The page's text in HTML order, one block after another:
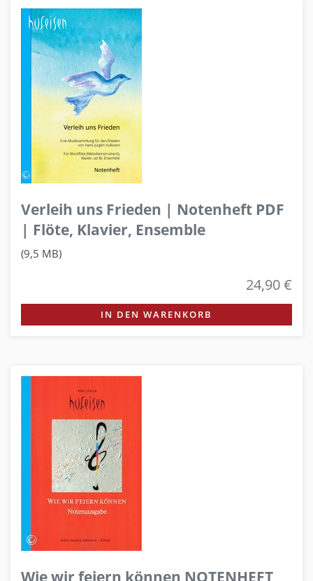
Verleih uns Frieden | Notenheft PDF
| Flöte, Klavier, Ensemble
(9,5 MB)
24,90 €
IN DEN WARENKORB
Wie wir feiern können NOTENHEFT